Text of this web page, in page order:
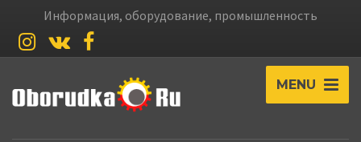
Информация, оборудование, промышленность
MENU